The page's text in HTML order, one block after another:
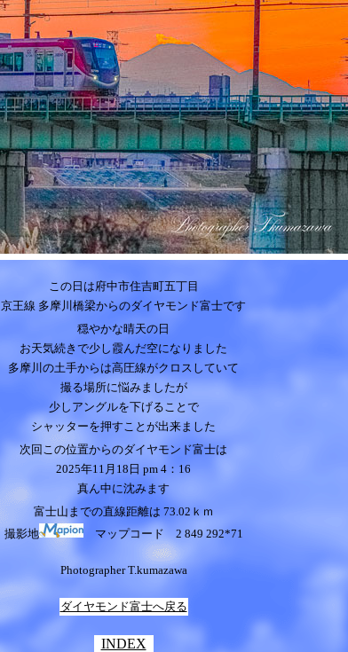
この日は府中市住吉町五丁目
京王線 多摩川橋梁からのダイヤモンド富士です
穏やかな晴天の日
お天気続きで少し霞んだ空になりました
多摩川の土手からは高圧線がクロスしていて
撮る場所に悩みましたが
少しアングルを下げることで
シャッターを押すことが出来ました
次回この位置からのダイヤモンド富士は
2025年11月18日 pm 4：16
真ん中に沈みます
富士山までの直線距離は 73.02 ｋｍ
撮影地
マップコード 2 849 292*71
Photographer T.kumazawa
ダイヤモンド富士へ戻る
INDEX